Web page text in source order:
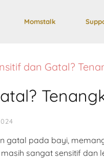
Momstalk
dan Gatal?
gatal pada bayi,
sangat sensitif